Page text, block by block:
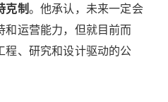
克制。他承认，未来一定会
和运营能力，但就目前而
程、研究和设计驱动的公